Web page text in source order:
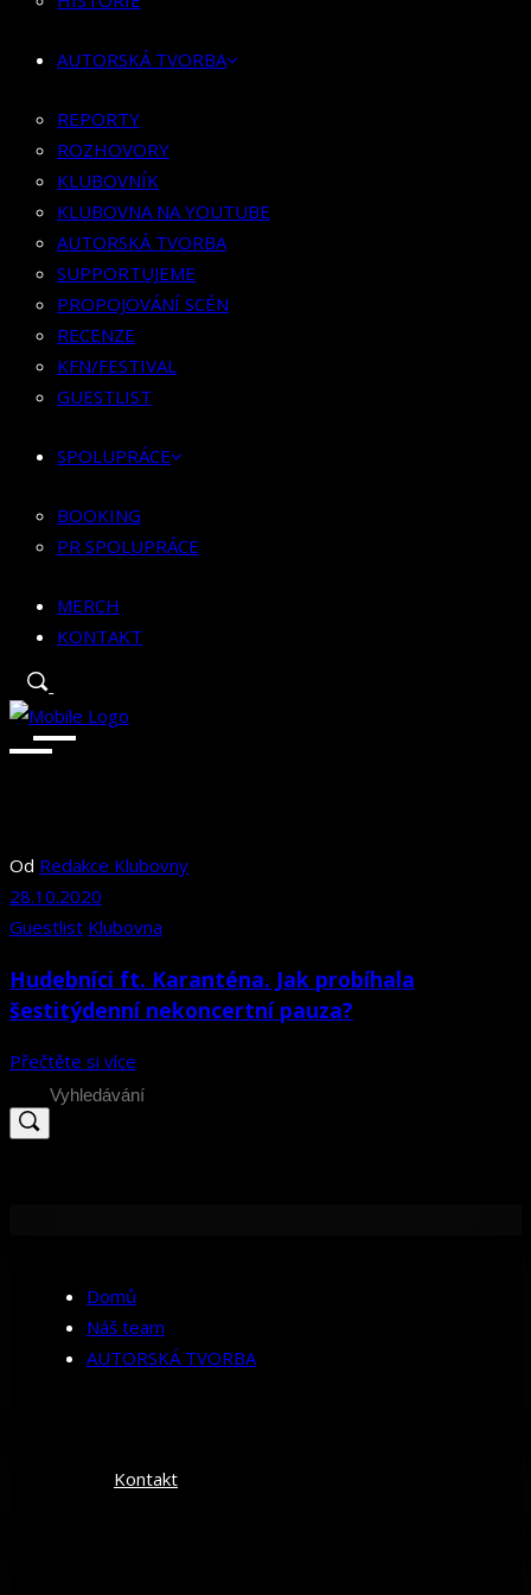
KLUBOVNA NA YOUTUBE
SUPPORTUJEME
PROPOJOVÁNÍ SCÉN
RECENZE
KFN/FESTIVAL
GUESTLIST
SPOLUPRÁCE
BOOKING
PR SPOLUPRÁCE
MERCH
AUTORSKÁ TVORBA
REPORTY
ROZHOVORY
KLUBOVNÍK
KLUBOVNA NA YOUTUBE
AUTORSKÁ TVORBA
SUPPORTUJEME
PROPOJOVÁNÍ SCÉN
RECENZE
KFN/FESTIVAL
GUESTLIST
SPOLUPRÁCE
BOOKING
PR SPOLUPRÁCE
MERCH
KONTAKT
Od Redakce Klubovny
28.10.2020
Guestlist Klubovna
Hudebníci ft. Karanténa. Jak probíhala
šestitýdenní nekoncertní pauza?
Přečtěte si více
Search
for:
Domů
Náš team
AUTORSKÁ TVORBA
Kontakt